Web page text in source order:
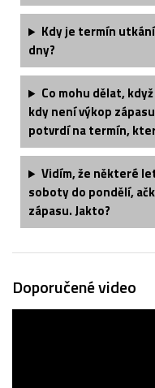
Kdy je termín
dny?
Co mohu dělat,
kdy není výkop
potvrdí na termín,
Vidím, že některé
soboty do pondělí,
zápasu. Jakto?
Doporučené video